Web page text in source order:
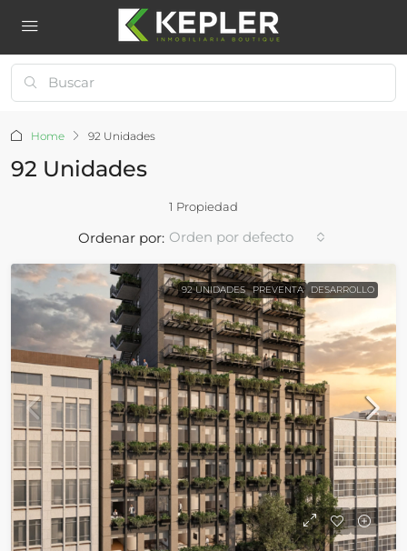
Home 92 Unidades
92 Unidades
1 Propiedad
Ordenar por: Orden por defecto
92 UNIDADES PREVENTA DESARROLLO